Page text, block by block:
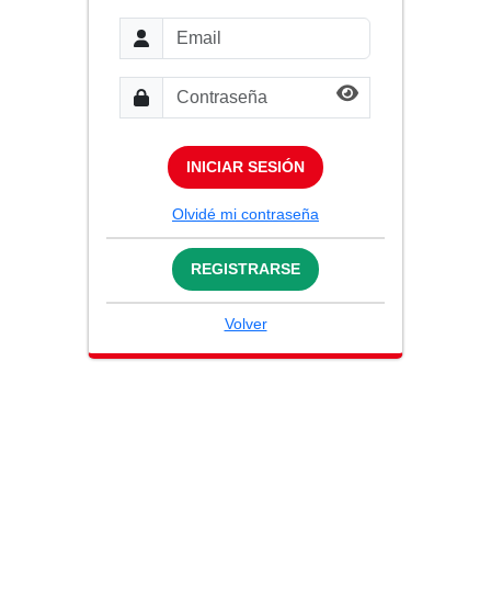
INICIAR SESIÓN
Olvidé mi contraseña
REGISTRARSE
Volver